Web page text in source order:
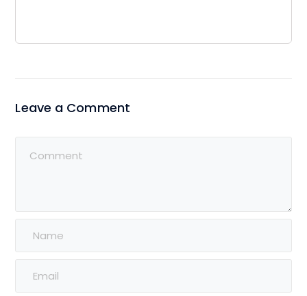
Leave a Comment